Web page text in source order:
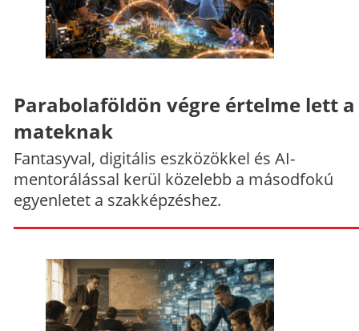
Parabolaföldön végre értelme lett a
mateknak
Fantasyval, digitális eszközökkel és AI-
mentorálással kerül közelebb a másodfokú
egyenletet a szakképzéshez.